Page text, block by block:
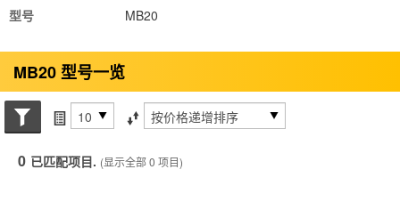
型号
MB20
MB20 型号一览
搜索状态每页项目 排序方式
0 已匹配项目. (显示全部 0 项目)